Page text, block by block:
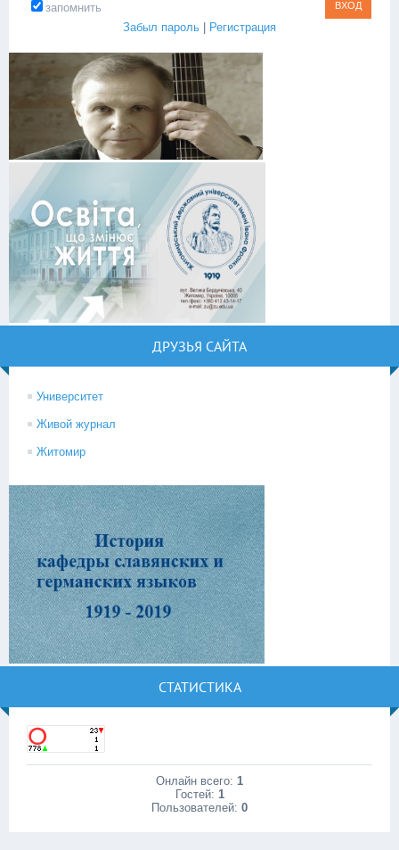
запомнить
Забыл пароль | Регистрация
ДРУЗЬЯ САЙТА
Университет
Живой журнал
Житомир
СТАТИСТИКА
Онлайн всего: 1
Гостей: 1
Пользователей: 0